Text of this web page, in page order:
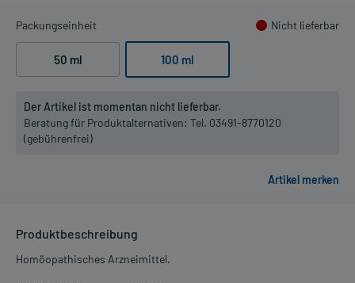
Packungseinheit Nicht lieferbar
50 ml 100 ml
Der Artikel ist momentan nicht lieferbar.
Beratung für Produktalternativen: Tel. 03491-8770120
(gebührenfrei)
Produktbeschreibung
Homöopathisches Arzneimittel.